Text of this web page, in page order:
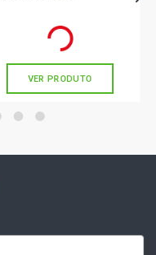
em até 3x de
VER PRODUTO
6 7